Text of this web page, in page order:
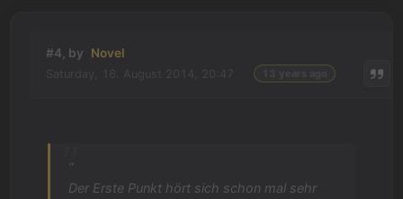
#4, by Novel
“
Der Erste Punkt hört sich schon mal sehr